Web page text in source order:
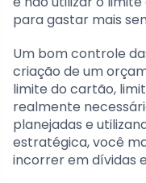
para gastar mais
Um bom controle
criação de um
limite do cartão,
realmente
planejadas e
estratégica, você
incorrer em dívidas